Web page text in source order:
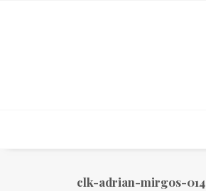
clk-adrian-mirgos-014